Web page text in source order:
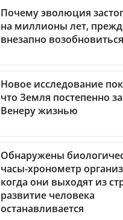
Почему эволюция
на миллионы лет,
внезапно
Новое исследование
что Земля постепенно
Венеру жизнью
Обнаружены
часы-хронометр
когда они выходят из
развитие человека
останавливается